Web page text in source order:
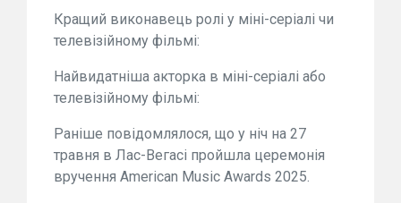
Кращий виконавець ролі у міні-серіалі чи
телевізійному фільмі:
Найвидатніша акторка в міні-серіалі або
телевізійному фільмі:
Раніше повідомлялося, що у ніч на 27
травня в Лас-Вегасі пройшла церемонія
вручення American Music Awards 2025.